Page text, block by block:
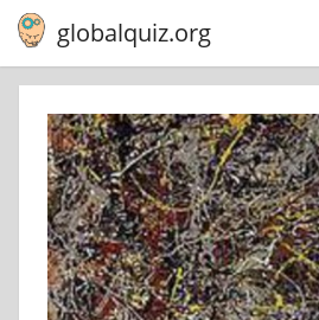
globalquiz.org